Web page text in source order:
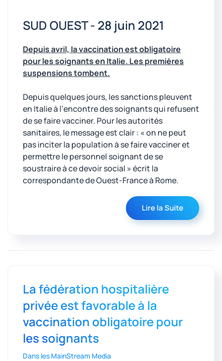
SUD OUEST - 28 juin 2021
Depuis avril, la vaccination est obligatoire
pour les soignants en Italie. Les premières
suspensions tombent.
Depuis quelques jours, les sanctions pleuvent
en Italie à l’encontre des soignants qui refusent
de se faire vacciner. Pour les autorités
sanitaires, le message est clair : « on ne peut
pas inciter la population à se faire vacciner et
permettre le personnel soignant de se
soustraire à ce devoir social » écrit la
correspondante de Ouest-France à Rome.
Lire la Suite
La fédération hospitalière
privée est favorable à la
vaccination obligatoire pour
les soignants
Dans les MainStream Media